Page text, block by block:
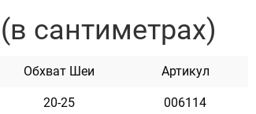
сантиметрах)
Обхват Шеи Артикул
20-25 006114